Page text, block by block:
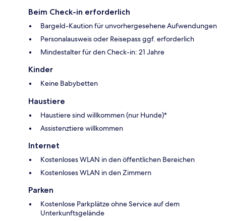
Beim Check-in erforderlich
Bargeld-Kaution für unvorhergesehene Aufwendungen
Personalausweis oder Reisepass ggf. erforderlich
Mindestalter für den Check-in: 21 Jahre
Kinder
Keine Babybetten
Haustiere
Haustiere sind willkommen (nur Hunde)*
Assistenztiere willkommen
Internet
Kostenloses WLAN in den öffentlichen Bereichen
Kostenloses WLAN in den Zimmern
Parken
Kostenlose Parkplätze ohne Service auf dem
Unterkunftsgelände